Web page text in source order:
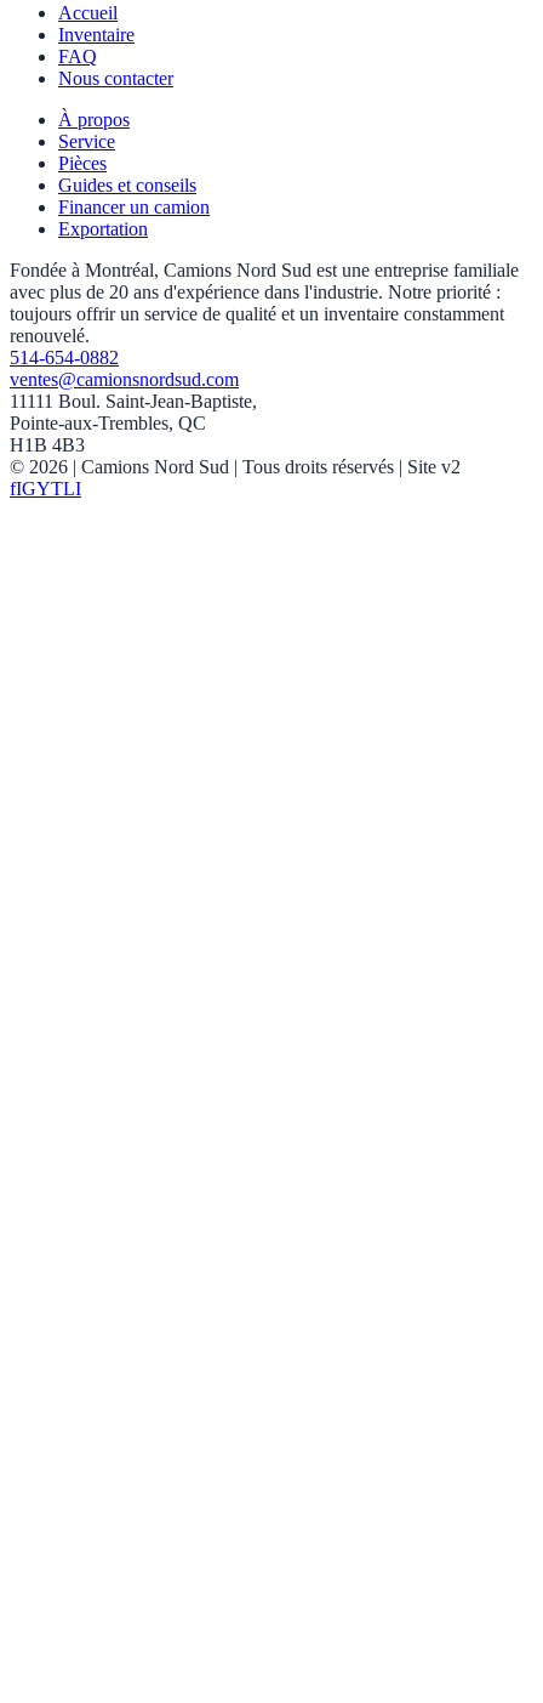
Accueil
Inventaire
FAQ
Nous contacter
À propos
Service
Pièces
Guides et conseils
Financer un camion
Exportation
Fondée à Montréal, Camions Nord Sud est une entreprise familiale
avec plus de 20 ans d'expérience dans l'industrie. Notre priorité :
toujours offrir un service de qualité et un inventaire constamment
renouvelé.
514-654-0882
ventes@camionsnordsud.com
11111 Boul. Saint-Jean-Baptiste,
Pointe-aux-Trembles, QC
H1B 4B3
© 2026 | Camions Nord Sud | Tous droits réservés | Site v2
fIGYTLI